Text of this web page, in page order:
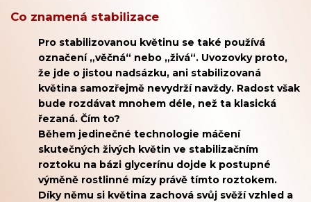
Co znamená stabilizace
Pro stabilizovanou květinu se také používá
označení „věčná“ nebo „živá“. Uvozovky proto,
že jde o jistou nadsázku, ani stabilizovaná
květina samozřejmě nevydrží navždy. Radost však
bude rozdávat mnohem déle, než ta klasická
řezaná. Čím to?
Během jedinečné technologie máčení
skutečných živých květin ve stabilizačním
roztoku na bázi glycerínu dojde k postupné
výměně rostlinné mízy právě tímto roztokem.
Díky němu si květina zachová svůj svěží vzhled a